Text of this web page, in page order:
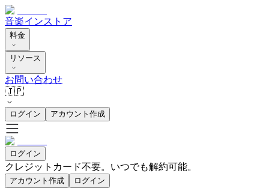
音楽インストア
料金
リソース
お問い合わせ
🇯🇵
ログイン アカウント作成
ログイン
クレジットカード不要。いつでも解約可能。
アカウント作成 ログイン